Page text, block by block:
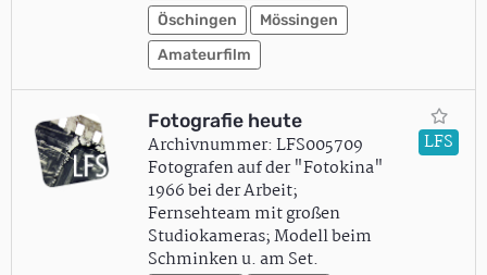
Öschingen
Mössingen
Amateurfilm
Fotografie heute
Archivnummer: LFS005709
Fotografen auf der "Fotokina"
1966 bei der Arbeit;
Fernsehteam mit großen
Studiokameras; Modell beim
Schminken u. am Set.
LFS